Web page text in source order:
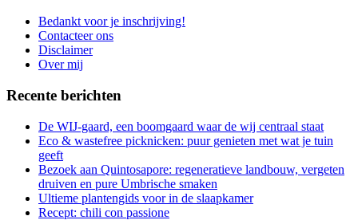
Bedankt voor je inschrijving!
Contacteer ons
Disclaimer
Over mij
Recente berichten
De WIJ-gaard, een boomgaard waar de wij centraal staat
Eco & wastefree picknicken: puur genieten met wat je tuin
geeft
Bezoek aan Quintosapore: regeneratieve landbouw, vergeten
druiven en pure Umbrische smaken
Ultieme plantengids voor in de slaapkamer
Recept: chili con passione